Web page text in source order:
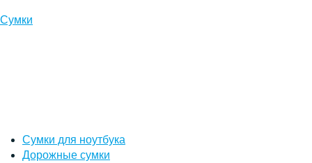
Сумки
Сумки для ноутбука
Дорожные сумки